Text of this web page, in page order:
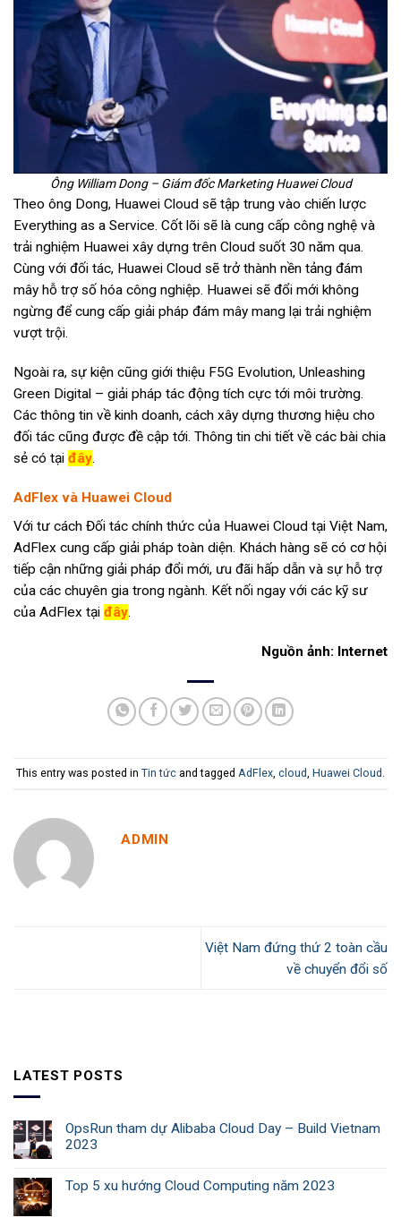
Ông William Dong – Giám đốc Marketing Huawei Cloud
Theo ông Dong, Huawei Cloud sẽ tập trung vào chiến lược
Everything as a Service. Cốt lõi sẽ là cung cấp công nghệ và
trải nghiệm Huawei xây dựng trên Cloud suốt 30 năm qua.
Cùng với đối tác, Huawei Cloud sẽ trở thành nền tảng đám
mây hỗ trợ số hóa công nghiệp. Huawei sẽ đổi mới không
ngừng để cung cấp giải pháp đám mây mang lại trải nghiệm
vượt trội.
Ngoài ra, sự kiện cũng giới thiệu F5G Evolution, Unleashing
Green Digital – giải pháp tác động tích cực tới môi trường.
Các thông tin về kinh doanh, cách xây dựng thương hiệu cho
đối tác cũng được đề cập tới. Thông tin chi tiết về các bài chia
sẻ có tại đây.
AdFlex và Huawei Cloud
Với tư cách Đối tác chính thức của Huawei Cloud tại Việt Nam,
AdFlex cung cấp giải pháp toàn diện. Khách hàng sẽ có cơ hội
tiếp cận những giải pháp đổi mới, ưu đãi hấp dẫn và sự hỗ trợ
của các chuyên gia trong ngành. Kết nối ngay với các kỹ sư
của AdFlex tại đây.
Nguồn ảnh: Internet
This entry was posted in Tin tức and tagged AdFlex, cloud, Huawei Cloud .
ADMIN
Việt Nam đứng thứ 2 toàn cầu
về chuyển đổi số
LATEST POSTS
OpsRun tham dự Alibaba Cloud Day – Build Vietnam
2023
Top 5 xu hướng Cloud Computing năm 2023